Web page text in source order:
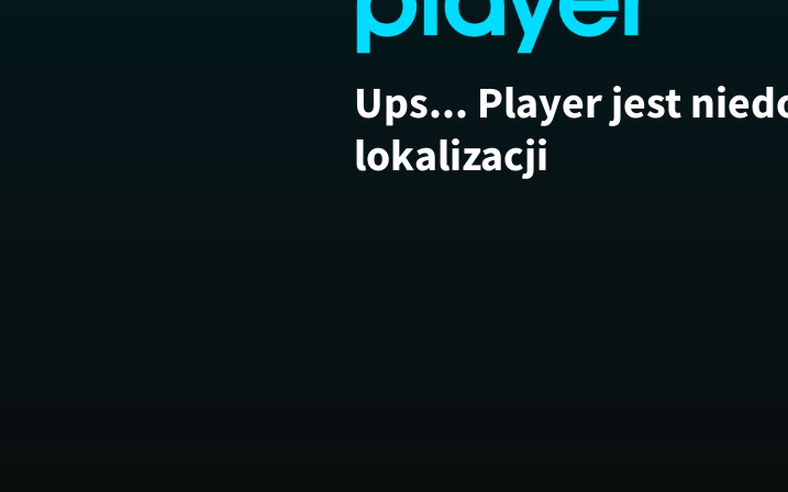
Ups... Player jest
lokalizacji